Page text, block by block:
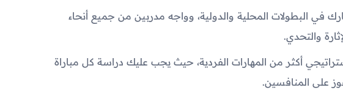
في البطولات المحلية والدولية، وواجه مدربين من جميع أنحاء
والتحدي.
أكثر من المهارات الفردية، حيث يجب عليك دراسة كل مباراة
على المنافسين.